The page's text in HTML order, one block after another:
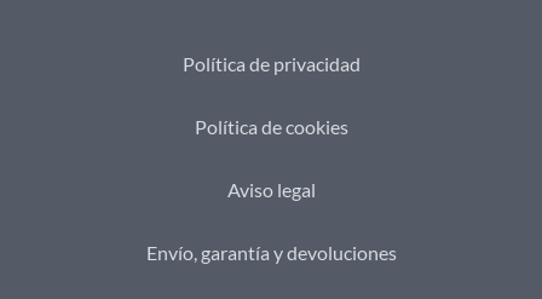
Política de privacidad
Política de cookies
Aviso legal
Envío, garantía y devoluciones